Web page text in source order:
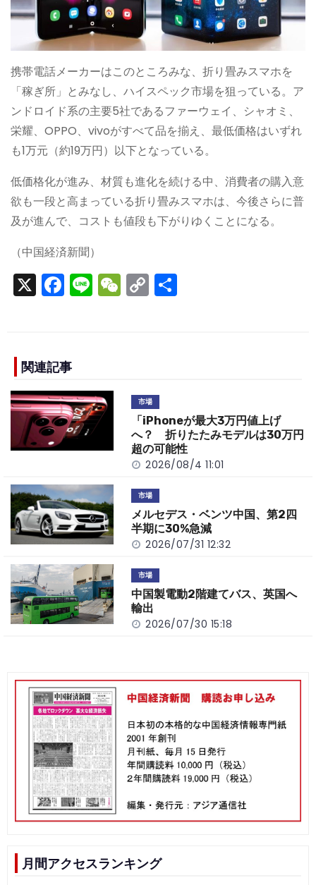
携帯電話メーカーはこのところみな、折り畳みスマホを
「稼ぎ所」とみなし、ハイスペック市場を狙っている。ア
ンドロイド系の主要5社であるファーウェイ、シャオミ、
栄耀、OPPO、vivoがすべて品を揃え、最低価格はいずれ
も1万元（約19万円）以下となっている。
低価格化が進み、材質も進化を続ける中、消費者の購入意
欲も一段と高まっている折り畳みスマホは、今後さらに普
及が進んで、コストも値段も下がりゆくことになる。
（中国経済新聞）
X F
a
e
b
o
o
k
Li
n
W
e
C
o
n
k
関連記事
市場
「iPhoneが最大3万円値上げ
へ？ 折りたたみモデルは30万円
超の可能性
2026/08/4 11:01
市場
メルセデス・ベンツ中国、第2四
半期に30%急減
2026/07/31 12:32
市場
中国製電動2階建てバス、英国へ
輸出
2026/07/30 15:18
月間アクセスランキング